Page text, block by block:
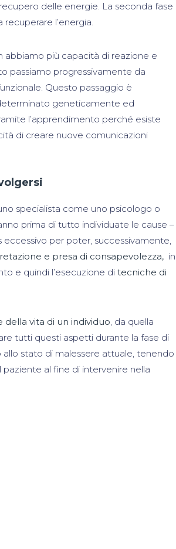
delle energie. La seconda fase
l’energia.
abbiamo più capacità di reazione e
passiamo progressivamente da
Questo passaggio è
geneticamente ed
l’apprendimento perché esiste
di creare nuove comunicazioni
specialista come uno psicologo o
prima di tutto individuate le cause –
per poter, successivamente,
e presa di consapevolezza, in
e quindi l’esecuzione di tecniche di
della vita di un individuo, da quella
tutti questi aspetti durante la fase di
stato di malessere attuale, tenendo
al fine di intervenire nella